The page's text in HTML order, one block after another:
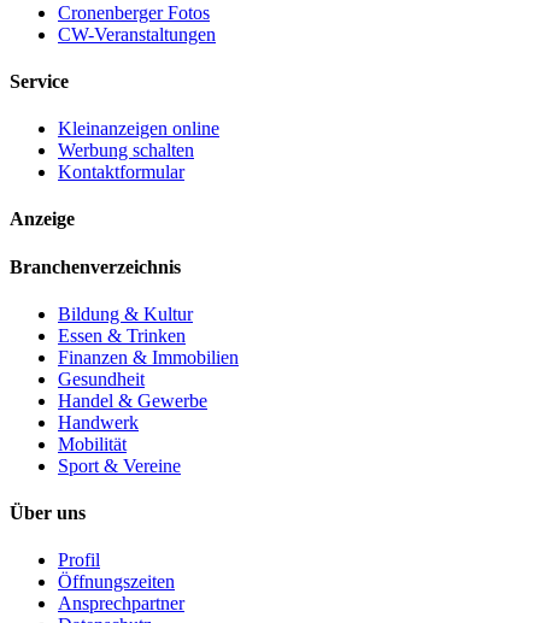
Cronenberger Fotos
CW-Veranstaltungen
Service
Kleinanzeigen online
Werbung schalten
Kontaktformular
Anzeige
Branchenverzeichnis
Bildung & Kultur
Essen & Trinken
Finanzen & Immobilien
Gesundheit
Handel & Gewerbe
Handwerk
Mobilität
Sport & Vereine
Über uns
Profil
Öffnungszeiten
Ansprechpartner